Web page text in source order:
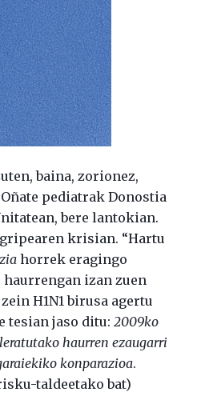
baina, zorionez,
pediatrak Donostia
bere lantokian.
krisian. “Hartu
horrek eragingo
izan zuen
H1N1 birusa agertu
tesian jaso ditu:2009ko
haurren ezaugarri
konparazioa.
taldeetako bat)